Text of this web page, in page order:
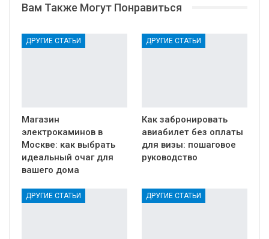
Вам Также Могут Понравиться
ДРУГИЕ СТАТЬИ
Магазин
электрокаминов в
Москве: как выбрать
идеальный очаг для
вашего дома
ДРУГИЕ СТАТЬИ
Как забронировать
авиабилет без оплаты
для визы: пошаговое
руководство
ДРУГИЕ СТАТЬИ ДРУГИЕ СТАТЬИ